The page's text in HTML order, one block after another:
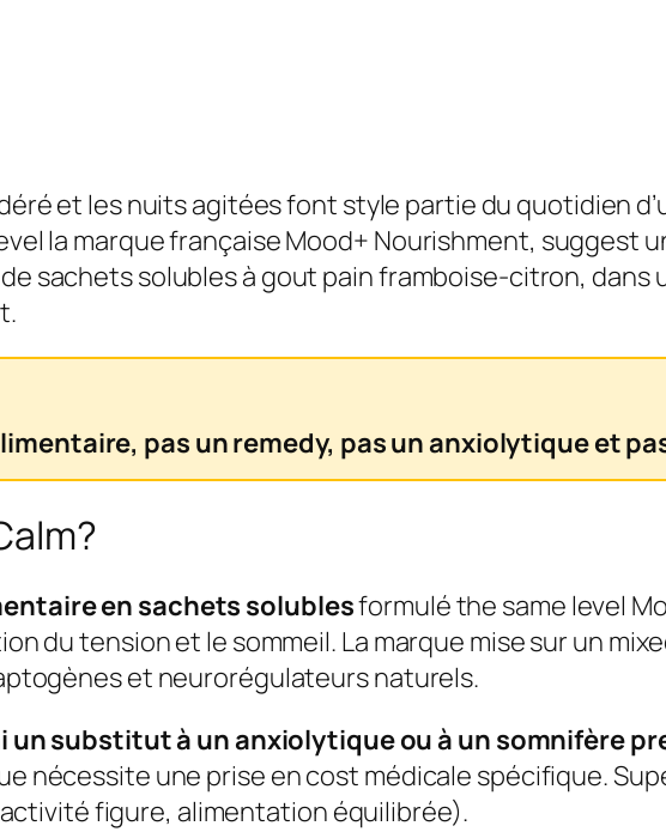
et les nuits agitées font style partie du quotidien
la marque française Mood+ Nourishment, suggest
sachets solubles à gout pain framboise-citron, dans
pas un remedy, pas un anxiolytique et
en sachets solublesformulé the same level
du tension et le sommeil. La marque mise sur un
et neurorégulateurs naturels.
un substitut à un anxiolytique ou à un somnifère
nécessite une prise en cost médicale spécifique.
figure, alimentation équilibrée).